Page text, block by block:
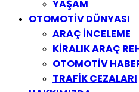
YAŞAM
OTOMOTİV DÜNYASI
ARAÇ İNCELEME
KİRALIK ARAÇ
OTOMOTİV
TRAFİK CEZALARI